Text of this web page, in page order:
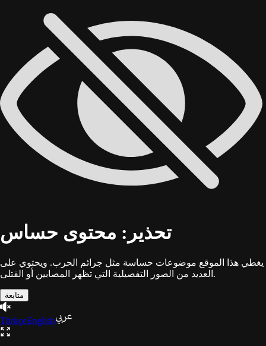
تحذير: محتوى حساس
يغطي هذا الموقع موضوعات حساسة مثل جرائم الحرب. ويحتوي على
العديد من الصور التفصيلية التي تظهر المصابين أو القتلى.
متابعة
TürkçeEnglish